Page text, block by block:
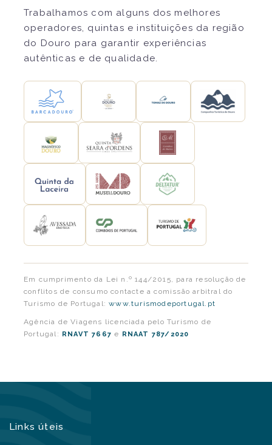
Trabalhamos com alguns dos melhores
operadores, quintas e instituições da região
do Douro para garantir experiências
autênticas e de qualidade.
Em cumprimento da Lei n.º 144/2015, para resolução de
conflitos de consumo contacte a comissão arbitral do
Turismo de Portugal:www.turismodeportugal.pt
Agência de Viagens licenciada pelo Turismo de
Portugal:
RNAVT 7667 e RNAAT 787/2020
Links úteis